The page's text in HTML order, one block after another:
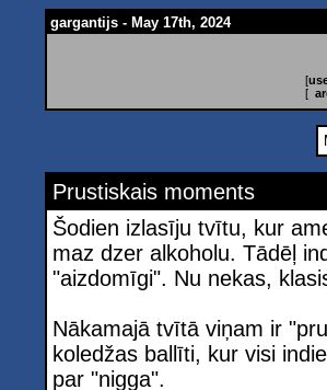
gargantijs - May 17th, 2024
[
[
Prustiskais moments
Šodien izlasīju tvītu, kur
maz dzer alkoholu. Tādēļ
"aizdomīgi". Nu nekas,
Nākamajā tvītā viņam ir
koledžas ballīti, kur visi
par "nigga".